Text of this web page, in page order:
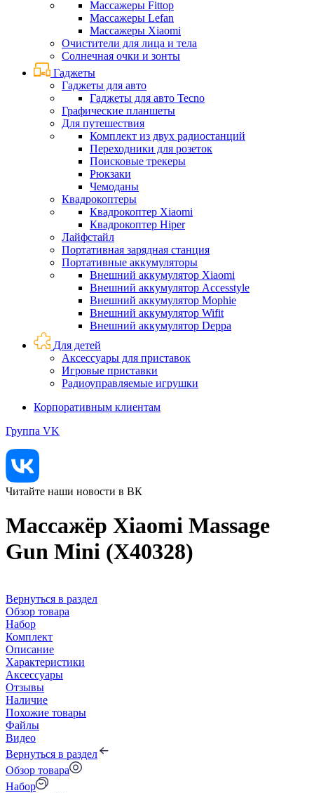
Массажеры Fittop
Массажеры Lefan
Массажеры Xiaomi
Очистители для лица и тела
Солнечная очки и зонты
Гаджеты
Гаджеты для авто
Гаджеты для авто Tecno
Графические планшеты
Для путешествия
Комплект из двух радиостанций
Переходники для розеток
Поисковые трекеры
Рюкзаки
Чемоданы
Квадрокоптеры
Квадрокоптер Xiaomi
Квадрокоптер Hiper
Лайфстайл
Портативная зарядная станция
Портативные аккумуляторы
Внешний аккумулятор Xiaomi
Внешний аккумулятор Accesstyle
Внешний аккумулятор Mophie
Внешний аккумулятор Wifit
Внешний аккумулятор Deppa
Для детей
Аксессуары для приставок
Игровые приставки
Радиоуправляемые игрушки
Корпоративным клиентам
Группа VK
Читайте наши новости в ВК
Массажёр Xiaomi Massage
Gun Mini (X40328)
Вернуться в раздел
Обзор товара
Набор
Комплект
Описание
Характеристики
Аксессуары
Отзывы
Наличие
Похожие товары
Файлы
Видео
Вернуться в раздел
Обзор товара
Набор